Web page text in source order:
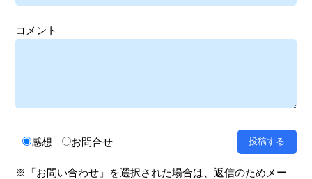
コメント
感想 お問合せ
※「お問い合わせ」を選択された場合は、返信のためメー